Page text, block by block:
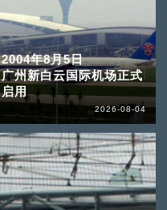
2004年8月5日
广州新白云国际机场正式
启用
2026-08-04